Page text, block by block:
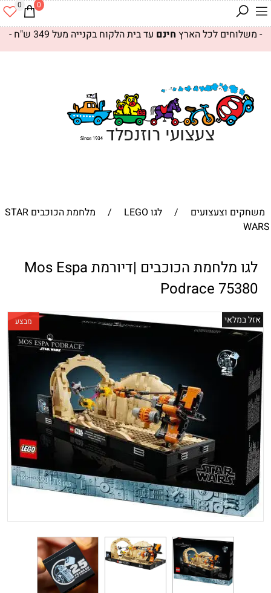
- משלוחים לכל הארץ חינם עד בית הלקוח בקנייה מעל 349 ש"ח -
0 0
משחקים וצעצועים / לגו LEGO /
מלחמת הכוכבים STAR
WARS
לגו מלחמת הכוכבים |דיורמת Mos Espa
Podrace 75380
מבצע אזל במלאי